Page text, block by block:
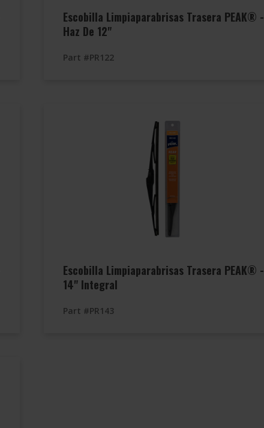
Escobilla Limpiaparabrisas Trasera PEAK® -
Haz De 12"
Part #PR122
Escobilla Limpiaparabrisas Trasera PEAK® -
14" Integral
Part #PR143